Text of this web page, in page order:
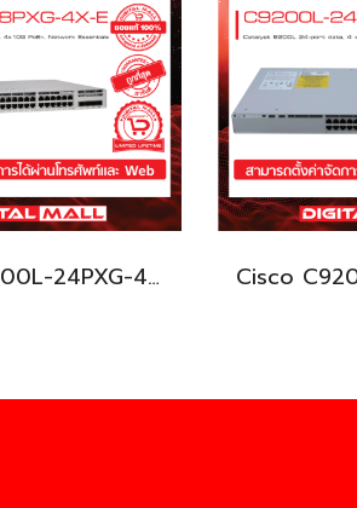
Cisco C9200L-24PXG-4X-E อุปกรณ์ขยายสัญญาณ (Gigabit Switch Hub)